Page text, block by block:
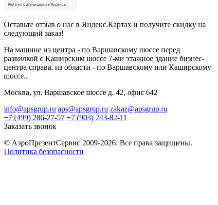
Оставьте отзыв о нас в Яндекс.Картах и получите скидку на
следующий заказ!
На машине из центра - по Варшавскому шоссе перед
развилкой с Каширским шоссе 7-ми этажное здание бизнес-
центра справа. из области - по Варшавскому или Каширскому
шоссе..
Москва, ул. Варшавское шоссе д. 42, офис 642
info@apsgrup.ru aps@apsgrup.ru zakaz@apsgrup.ru
+7 (499) 286-27-57 +7 (903) 243-82-11
Заказать звонок
© АэроПрезентСервис 2009-2026. Все права защищены.
Политика безопасности